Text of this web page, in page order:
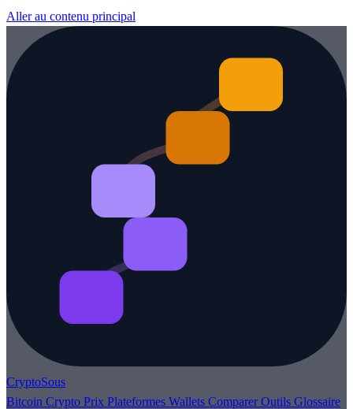
Aller au contenu principal
CryptoSous
Bitcoin Crypto Prix Plateformes Wallets ComparerOutils Glossaire